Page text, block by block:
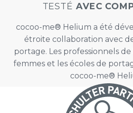
TESTÉ AVEC
cocoo-me® Helium a été
étroite collaboration avec
portage. Les professionnels de
femmes et les écoles de
cocoo-me®
Le porte-bébé